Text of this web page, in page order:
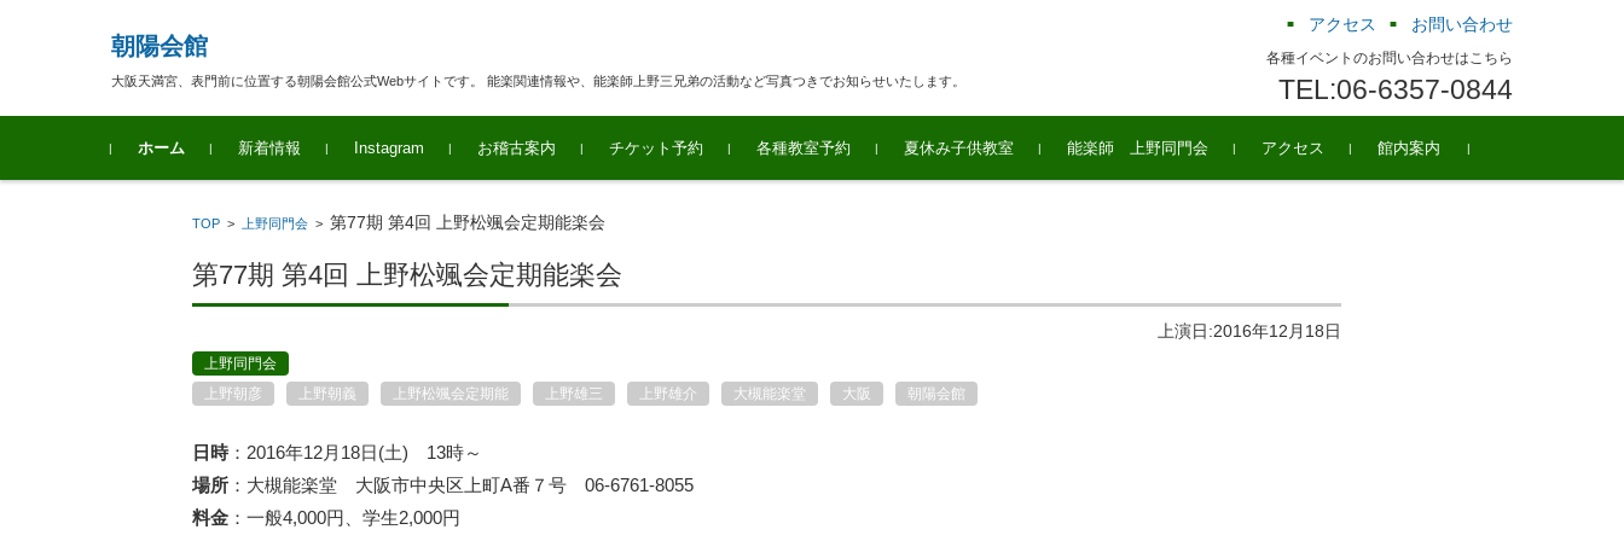
朝陽会館
大阪天満宮、表門前に位置する朝陽会館公式Webサイトです。 能楽関連情報や、能楽師上野三兄弟の活動など写真つきでお知らせいたします。
アクセス お問い合わせ
各種イベントのお問い合わせはこちら
TEL:06-6357-0844
コンテンツに移動
ホーム
新着情報 Instagram お稽古案内 チケット予約 各種教室予約 夏休み子供教室 能楽師 上野同門会 アクセス 館内案内
TOP > 上野同門会 >第77期 第4回 上野松颯会定期能楽会
第77期 第4回 上野松颯会定期能楽会
上演日:2016年12月18日
上野同門会
上野朝彦
上野朝義 上野松颯会定期能 上野雄三 上野雄介 大槻能楽堂 大阪 朝陽会館
日時：2016年12月18日(土) 13時～
場所 ：大槻能楽堂 大阪市中央区上町A番７号 06-6761-8055
料金 ：一般4,000円、学生2,000円